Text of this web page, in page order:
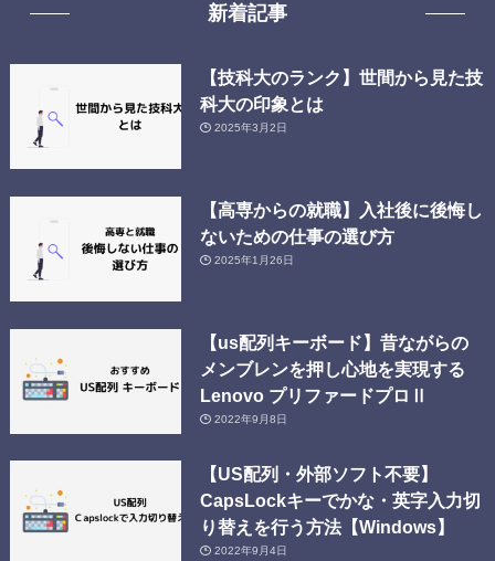
新着記事
【技科大のランク】世間から見た技
科大の印象とは
2025年3月2日
【高専からの就職】入社後に後悔し
ないための仕事の選び方
2025年1月26日
【us配列キーボード】昔ながらの
メンブレンを押し心地を実現する
Lenovo プリファードプロⅡ
2022年9月8日
【US配列・外部ソフト不要】
CapsLockキーでかな・英字入力切
り替えを行う方法【Windows】
2022年9月4日